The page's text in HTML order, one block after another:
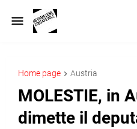
Home page Austria
MOLESTIE, in
dimette il